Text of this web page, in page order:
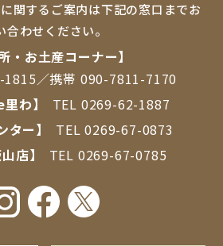
関するご案内は下記の窓口までお
合わせください。
・お⼟産コーナー】
／携帯 090-7811-7170
わ】
TEL 0269-62-1887
ター】
TEL0269-67-0873
店】
TEL 0269-67-0785